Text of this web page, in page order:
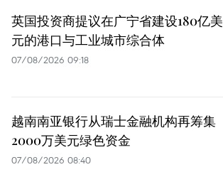
英国投资商提议在广宁省建设180亿美
元的港口与工业城市综合体
07/08/2026 09:18
越南南亚银行从瑞士金融机构再筹集
2000万美元绿色资金
07/08/2026 08:40